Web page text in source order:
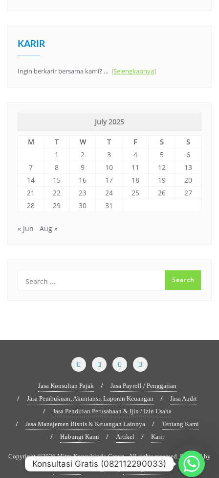
KARIR
Ingin berkarir bersama kami? … [Selengkapnya]
July 2025
M T W T F S
S
1
2 3 4 5
6
7
8 9 10 11 12
13
14
15 16 17 18 19
20
21
22 23 24 25 26
27
28
29 30 31
« Jun Aug »
Jasa Konsultan Pajak
Jasa Payroll / Penggajian
Jasa Pembukuan, Akuntansi, Laporan Keuangan
Jasa Audit
Jasa Pendirian Perusahaan & Ijin / Izin Usaha
Jasa Manajemen Bisnis & Keuangan Lainnya
Tentang Kami
Hubungi Kami
Artikel Karir
Copyright ©2026 Mitra Konsultindo Group . All rights reserved.Powered by
WordPress &Designed by Bizberg Themes
Konsultasi Gratis (082112290033)